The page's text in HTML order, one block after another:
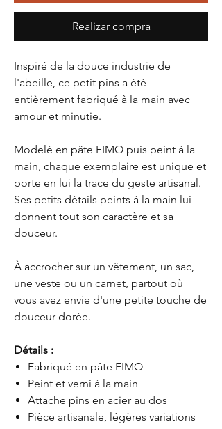
Realizar compra
Inspiré de la douce industrie de
l'abeille, ce petit pins a été
entièrement fabriqué à la main avec
amour et minutie.
Modelé en pâte FIMO puis peint à la
main, chaque exemplaire est unique et
porte en lui la trace du geste artisanal.
Ses petits détails peints à la main lui
donnent tout son caractère et sa
douceur.
À accrocher sur un vêtement, un sac,
une veste ou un carnet, partout où
vous avez envie d'une petite touche de
douceur dorée.
Détails :
Fabriqué en pâte FIMO
Peint et verni à la main
Attache pins en acier au dos
Pièce artisanale, légères variations